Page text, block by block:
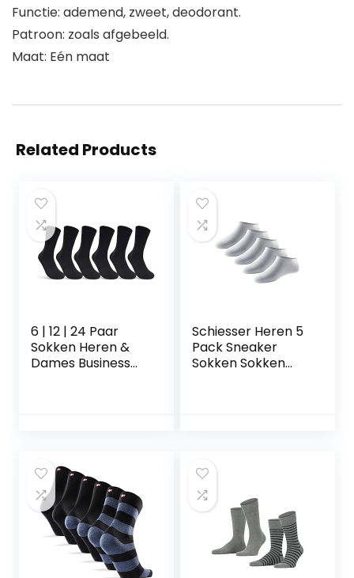
Functie: ademend, zweet, deodorant.
Patroon: zoals afgebeeld.
Maat: Eén maat
Related Products
6 | 12 | 24 Paar
Sokken Heren &
Dames Business
Schiesser Heren 5
Pack Sneaker
Sokken Sokken